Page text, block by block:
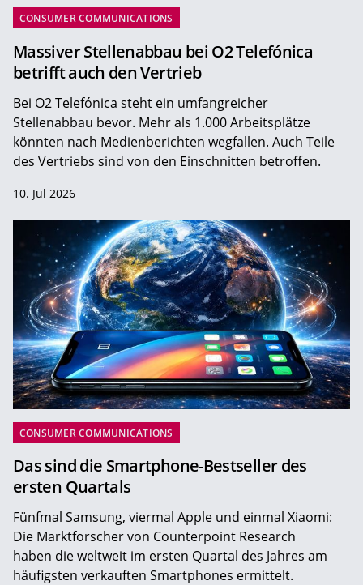
CONSUMER COMMUNICATIONS
Massiver Stellenabbau bei O2 Telefónica
betrifft auch den Vertrieb
Bei O2 Telefónica steht ein umfangreicher
Stellenabbau bevor. Mehr als 1.000 Arbeitsplätze
könnten nach Medienberichten wegfallen. Auch Teile
des Vertriebs sind von den Einschnitten betroffen.
10. Jul 2026
CONSUMER COMMUNICATIONS
Das sind die Smartphone-Bestseller des
ersten Quartals
Fünfmal Samsung, viermal Apple und einmal Xiaomi:
Die Marktforscher von Counterpoint Research
haben die weltweit im ersten Quartal des Jahres am
häufigsten verkauften Smartphones ermittelt.